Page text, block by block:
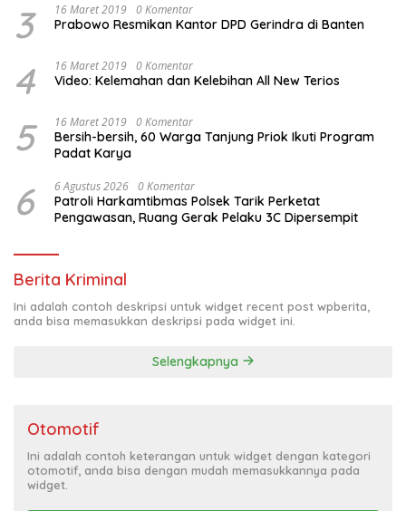
3 16 Maret 2019 0 Komentar
Prabowo Resmikan Kantor DPD Gerindra di Banten
4 16 Maret 2019 0 Komentar
Video: Kelemahan dan Kelebihan All New Terios
5 16 Maret 2019 0 Komentar
Bersih-bersih, 60 Warga Tanjung Priok Ikuti Program
Padat Karya
6 6 Agustus 2026 0 Komentar
Patroli Harkamtibmas Polsek Tarik Perketat
Pengawasan, Ruang Gerak Pelaku 3C Dipersempit
Berita Kriminal
Ini adalah contoh deskripsi untuk widget recent post wpberita,
anda bisa memasukkan deskripsi pada widget ini.
Selengkapnya
Otomotif
Ini adalah contoh keterangan untuk widget dengan kategori
otomotif, anda bisa dengan mudah memasukkannya pada
widget.